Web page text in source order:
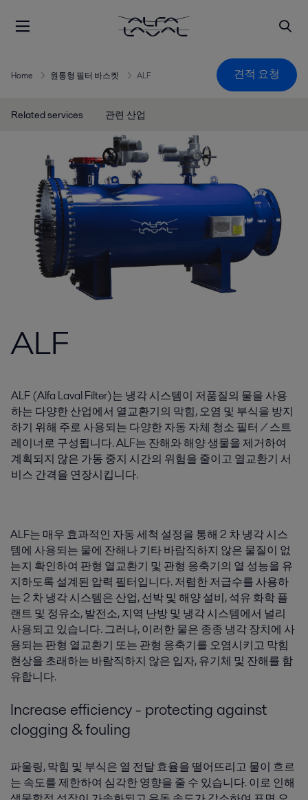
Home 원통형 필터 바스켓 ALF 견적 요청
Related services 관련 산업
ALF
ALF (Alfa Laval Filter)는 냉각 시스템이 저품질의 물을 사용
하는 다양한 산업에서 열교환기의 막힘, 오염 및 부식을 방지
하기 위해 주로 사용되는 다양한 자동 자체 청소 필터 / 스트
레이너로 구성됩니다. ALF는 잔해와 해양 생물을 제거하여
계획되지 않은 가동 중지 시간의 위험을 줄이고 열교환기 서
비스 간격을 연장시킵니다.
ALF는 매우 효과적인 자동 세척 설정을 통해 2 차 냉각 시스
템에 사용되는 물에 잔해나 기타 바람직하지 않은 물질이 없
는지 확인하여 판형 열교환기 및 관형 응축기의 열 성능을 유
지하도록 설계된 압력 필터입니다. 저렴한 저급수를 사용하
는 2 차 냉각 시스템은 산업, 선박 및 해양 설비, 석유 화학 플
랜트 및 정유소, 발전소, 지역 난방 및 냉각 시스템에서 널리
사용되고 있습니다. 그러나, 이러한 물은 종종 냉각 장치에 사
용되는 판형 열교환기 또는 관형 응축기를 오염시키고 막힘
현상을 초래하는 바람직하지 않은 입자, 유기체 및 잔해를 함
유합니다.
Increase efficiency - protecting against
clogging & fouling
파울링, 막힘 및 부식은 열 전달 효율을 떨어뜨리고 물이 흐르
는 속도를 제한하여 심각한 영향을 줄 수 있습니다. 이로 인해